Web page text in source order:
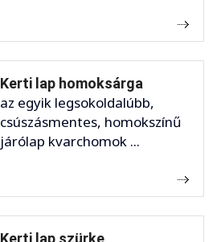
Kerti lap homoksárga
az egyik legsokoldalúbb,
csúszásmentes, homokszínű
járólap kvarchomok ...